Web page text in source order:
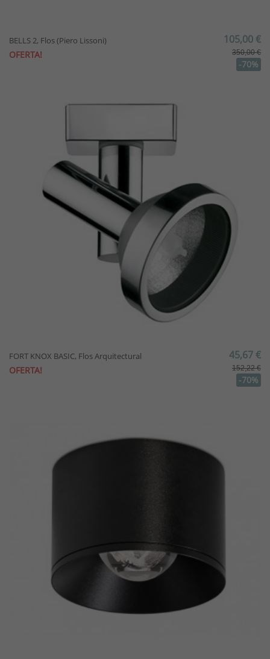
BELLS 2, Flos (Piero Lissoni)
OFERTA!
105,00 €
350,00 €
-70%
FORT KNOX BASIC, Flos Arquitectural
OFERTA!
45,67 €
152,22 €
-70%